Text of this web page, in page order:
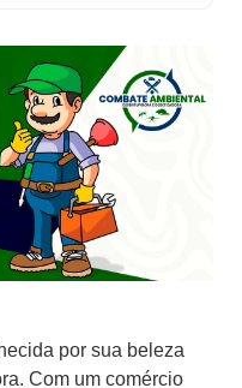
por sua beleza
Com um comércio